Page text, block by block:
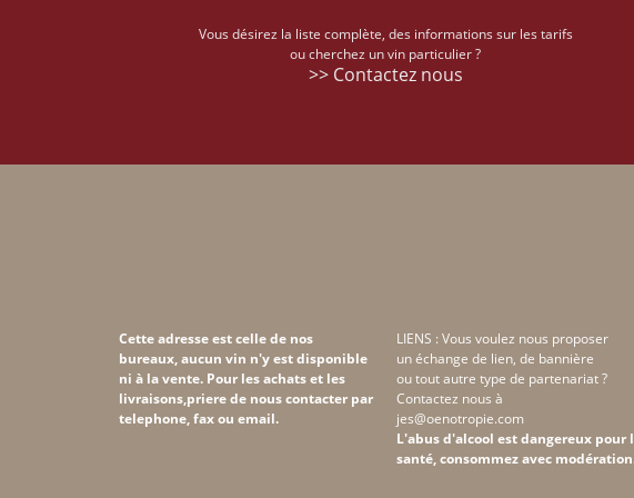
Vous désirez la liste complète, des informations sur les tarifs
ou cherchez un vin particulier ?
>> Contactez nous
Cette adresse est celle de nos
bureaux, aucun vin n'y est disponible
ni à la vente. Pour les achats et les
livraisons,priere de nous contacter par
telephone, fax ou email.
LIENS : Vous voulez nous proposer
un échange de lien, de bannière
ou tout autre type de partenariat ?
Contactez nous à
jes@oenotropie.com
L'abus d'alcool est dangereux pour
santé, consommez avec